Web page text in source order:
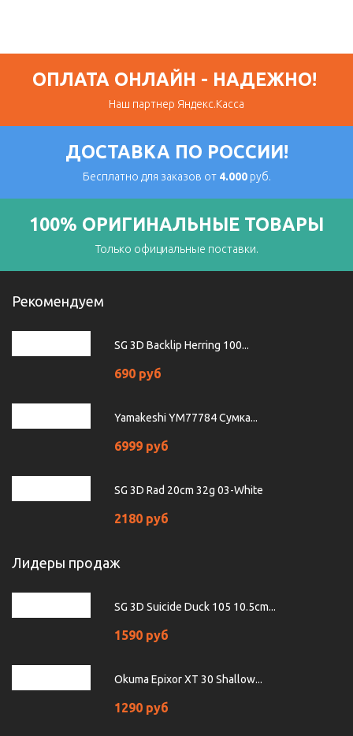
ОПЛАТА ОНЛАЙН - НАДЕЖНО!
Наш партнер Яндекс.Касса
ДОСТАВКА ПО РОССИИ!
Бесплатно для заказов от 4.000руб.
100% ОРИГИНАЛЬНЫЕ ТОВАРЫ
Только официальные поставки.
Рекомендуем
SG 3D Backlip Herring 100...
690 руб
Yamakeshi YM77784 Сумка...
6999 руб
SG 3D Rad 20cm 32g 03-White
2180 руб
Лидеры продаж
SG 3D Suicide Duck 105 10.5cm...
1590 руб
Okuma Epixor XT 30 Shallow...
1290 руб